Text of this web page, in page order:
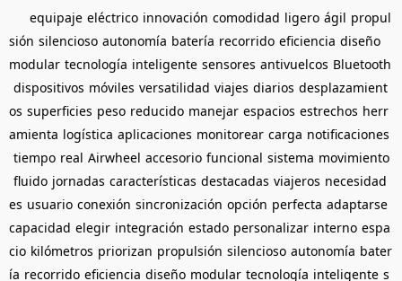
equipaje eléctrico innovación comodidad ligero ágil propul
sión silencioso autonomía batería recorrido eficiencia diseño
modular tecnología inteligente sensores antivuelcos Bluetooth
dispositivos móviles versatilidad viajes diarios desplazamient
os superficies peso reducido manejar espacios estrechos herr
amienta logística aplicaciones monitorear carga notificaciones
tiempo real Airwheel accesorio funcional sistema movimiento
fluido jornadas características destacadas viajeros necesidad
es usuario conexión sincronización opción perfecta adaptarse
capacidad elegir integración estado personalizar interno espa
cio kilómetros priorizan propulsión silencioso autonomía bater
ía recorrido eficiencia diseño modular tecnología inteligente s